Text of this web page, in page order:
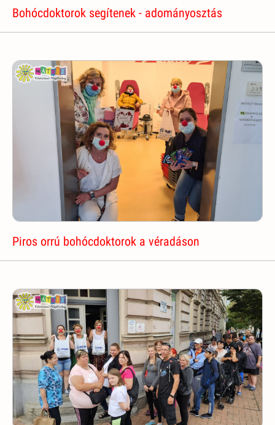
Bohócdoktorok segítenek - adományosztás
Piros orrú bohócdoktorok a véradáson